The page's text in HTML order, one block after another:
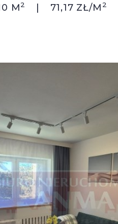
M2 71,17 ZŁ/M 2